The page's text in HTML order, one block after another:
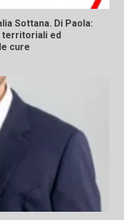
Sottana. Di Paola:
territoriali ed
cure